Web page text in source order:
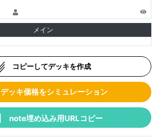
メイン
コピーしてデッキを作成
デッキ価格をシミュレーション
note埋め込み用URLコピー